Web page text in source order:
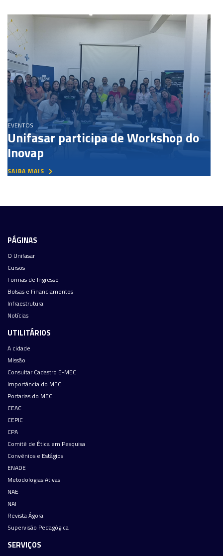
EVENTOS
Unifasar participa de Workshop do
Inovap
SAIBA MAIS
PÁGINAS
O Unifasar
Cursos
Formas de Ingresso
Bolsas e Financiamentos
Infraestrutura
Notícias
UTILITÁRIOS
A cidade
Missão
Consultar Cadastro E-MEC
Importância do MEC
Portarias do MEC
CEAC
CEPIC
CPA
Comitê de Ética em Pesquisa
Convênios e Estágios
ENADE
Metodologias Ativas
NAE
NAI
Revista Ágora
Supervisão Pedagógica
SERVIÇOS